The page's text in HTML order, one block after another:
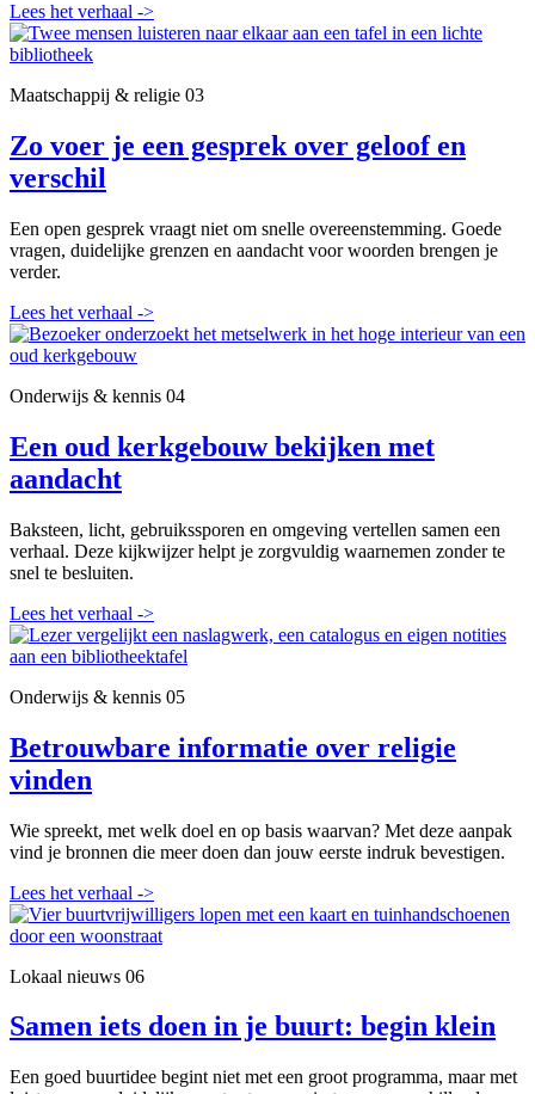
Lees het verhaal ->
Maatschappij & religie 03
Zo voer je een gesprek over geloof en
verschil
Een open gesprek vraagt niet om snelle overeenstemming. Goede
vragen, duidelijke grenzen en aandacht voor woorden brengen je
verder.
Lees het verhaal ->
Onderwijs & kennis 04
Een oud kerkgebouw bekijken met
aandacht
Baksteen, licht, gebruikssporen en omgeving vertellen samen een
verhaal. Deze kijkwijzer helpt je zorgvuldig waarnemen zonder te
snel te besluiten.
Lees het verhaal ->
Onderwijs & kennis 05
Betrouwbare informatie over religie
vinden
Wie spreekt, met welk doel en op basis waarvan? Met deze aanpak
vind je bronnen die meer doen dan jouw eerste indruk bevestigen.
Lees het verhaal ->
Lokaal nieuws 06
Samen iets doen in je buurt: begin klein
Een goed buurtidee begint niet met een groot programma, maar met